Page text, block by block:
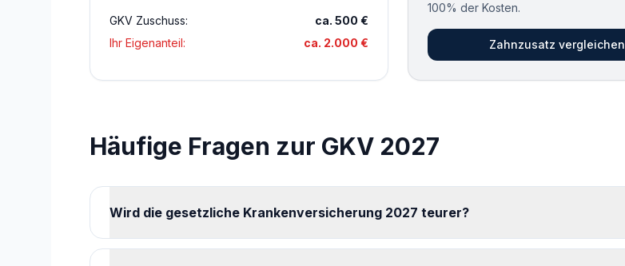
GKV Zuschuss:
ca. 500 €
Ihr Eigenanteil:
ca. 2.000 €
100% der Kosten.
Zahnzusatz vergleichen
Häufige Fragen zur GKV 2027
Wird die gesetzliche Krankenversicherung 2027 teurer?